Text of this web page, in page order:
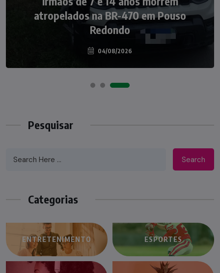
atropelados na BR-470 em Pouso
Redondo
04/08/2026
Nádia Menegazzi leva o nome de Taió ao
palco do Programa Silvio Santos
07/08/2026
Pesquisar
Search
Categorias
ENTRETENIMENTO ESPORTES